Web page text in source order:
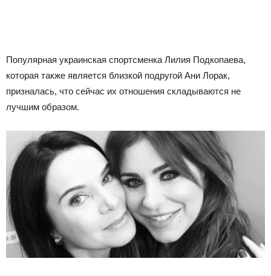
Популярная украинская спортсменка Лилия Подкопаева,
которая также является близкой подругой Ани Лорак,
призналась, что сейчас их отношения складываются не
лучшим образом.